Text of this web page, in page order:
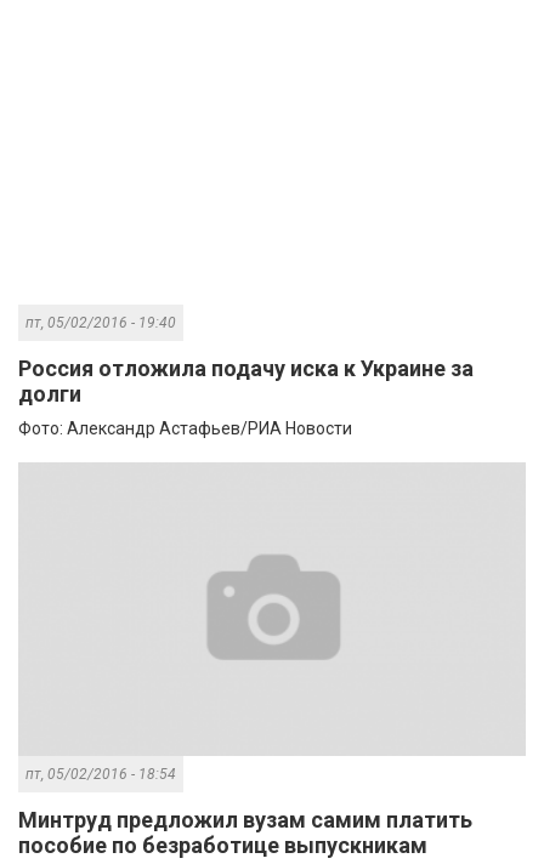
пт, 05/02/2016 - 19:40
Россия отложила подачу иска к Украине за
долги
Фото: Александр Астафьев/РИА Новости
пт, 05/02/2016 - 18:54
Минтруд предложил вузам самим платить
пособие по безработице выпускникам